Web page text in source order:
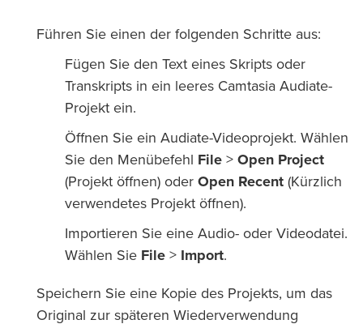
Führen Sie einen der folgenden Schritte aus:
Fügen Sie den Text eines Skripts oder
Transkripts in ein leeres Camtasia Audiate-
Projekt ein.
Öffnen Sie ein Audiate-Videoprojekt. Wählen
Sie den Menübefehl
File > Open Project
(Projekt öffnen) oder Open Recent (Kürzlich
verwendetes Projekt öffnen).
Importieren Sie eine Audio- oder Videodatei.
Wählen Sie File > Import.
Speichern Sie eine Kopie des Projekts, um das
Original zur späteren Wiederverwendung